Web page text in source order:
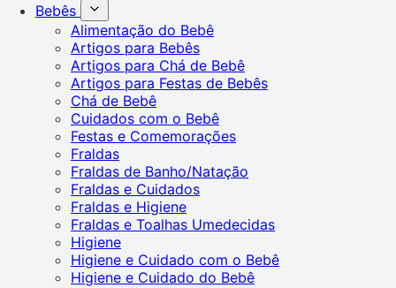
Bebês
Alimentação do Bebê
Artigos para Bebês
Artigos para Chá de Bebê
Artigos para Festas de Bebês
Chá de Bebê
Cuidados com o Bebê
Festas e Comemorações
Fraldas
Fraldas de Banho/Natação
Fraldas e Cuidados
Fraldas e Higiene
Fraldas e Toalhas Umedecidas
Higiene
Higiene e Cuidado com o Bebê
Higiene e Cuidado do Bebê